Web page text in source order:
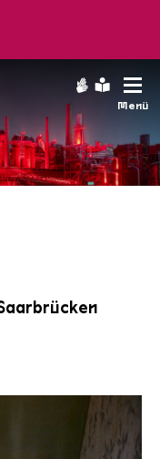
Menü
in Rot